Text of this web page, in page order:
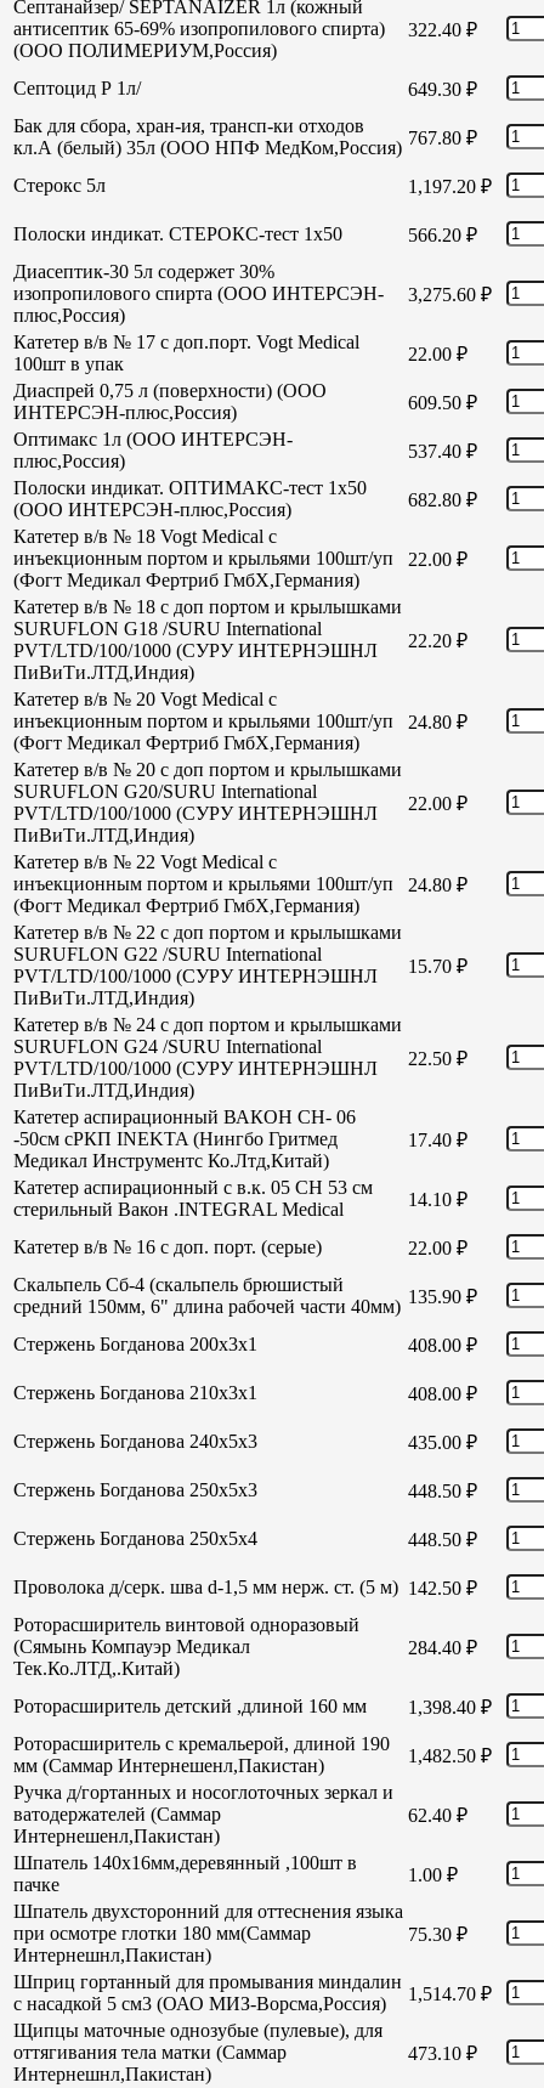
Септанайзер/ SEPTANAIZER 1л (кожный
антисептик 65-69% изопропилового спирта)
(ООО ПОЛИМЕРИУМ,Россия)
322.40 ₽
Септоцид Р 1л/ 649.30 ₽
Бак для сбора, хран-ия, трансп-ки отходов
кл.А (белый) 35л (ООО НПФ МедКом,Россия) 767.80 ₽
Стерокс 5л 1,197.20 ₽
Полоски индикат. СТЕРОКС-тест 1х50 566.20 ₽
Диасептик-30 5л содержет 30%
изопропилового спирта (ООО ИНТЕРСЭН-
плюс,Россия)
3,275.60 ₽
Катетер в/в № 17 с доп.порт. Vogt Medical
100шт в упак
22.00 ₽
Диаспрей 0,75 л (поверхности) (ООО
ИНТЕРСЭН-плюс,Россия)
609.50 ₽
Оптимакс 1л (ООО ИНТЕРСЭН-
плюс,Россия)
537.40 ₽
Полоски индикат. ОПТИМАКС-тест 1х50
(ООО ИНТЕРСЭН-плюс,Россия)
682.80 ₽
Катетер в/в № 18 Vogt Medical с
инъекционным портом и крыльями 100шт/уп
(Фогт Медикал Фертриб ГмбХ,Германия)
22.00 ₽
Катетер в/в № 18 с доп портом и крылышками
SURUFLON G18 /SURU International
PVT/LTD/100/1000 (СУРУ ИНТЕРНЭШНЛ
ПиВиТи.ЛТД,Индия)
22.20 ₽
Катетер в/в № 20 Vogt Medical с
инъекционным портом и крыльями 100шт/уп
(Фогт Медикал Фертриб ГмбХ,Германия)
24.80 ₽
Катетер в/в № 20 с доп портом и крылышками
SURUFLON G20/SURU International
PVT/LTD/100/1000 (СУРУ ИНТЕРНЭШНЛ
ПиВиТи.ЛТД,Индия)
22.00 ₽
Катетер в/в № 22 Vogt Medical с
инъекционным портом и крыльями 100шт/уп
(Фогт Медикал Фертриб ГмбХ,Германия)
24.80 ₽
Катетер в/в № 22 с доп портом и крылышками
SURUFLON G22 /SURU International
PVT/LTD/100/1000 (СУРУ ИНТЕРНЭШНЛ
ПиВиТи.ЛТД,Индия)
15.70 ₽
Катетер в/в № 24 с доп портом и крылышками
SURUFLON G24 /SURU International
PVT/LTD/100/1000 (СУРУ ИНТЕРНЭШНЛ
ПиВиТи.ЛТД,Индия)
22.50 ₽
Катетер аспирационный ВАКОН СН- 06
-50см сРКП INEKTA (Нингбо Гритмед
Медикал Инструментс Ко.Лтд,Китай)
17.40 ₽
Катетер аспирационный с в.к. 05 СН 53 см
стерильный Вакон .INTEGRAL Medical
14.10 ₽
Катетер в/в № 16 с доп. порт. (серые) 22.00 ₽
Скальпель Сб-4 (скальпель брюшистый
средний 150мм, 6" длина рабочей части 40мм) 135.90 ₽
Стержень Богданова 200х3х1 408.00 ₽
Стержень Богданова 210х3х1 408.00 ₽
Стержень Богданова 240х5х3 435.00 ₽
Стержень Богданова 250х5х3 448.50 ₽
Стержень Богданова 250х5х4 448.50 ₽
Проволока д/серк. шва d-1,5 мм нерж. ст. (5 м) 142.50 ₽
Роторасширитель винтовой одноразовый
(Сямынь Компауэр Медикал
Тек.Ко.ЛТД,.Китай)
284.40 ₽
Роторасширитель детский ,длиной 160 мм 1,398.40 ₽
Роторасширитель с кремальерой, длиной 190
мм (Саммар Интернешенл,Пакистан)
1,482.50 ₽
Ручка д/гортанных и носоглоточных зеркал и
ватодержателей (Саммар
Интернешенл,Пакистан)
62.40 ₽
Шпатель 140х16мм,деревянный ,100шт в
пачке
1.00 ₽
Шпатель двухсторонний для оттеснения языка
при осмотре глотки 180 мм(Саммар
Интернешнл,Пакистан)
75.30 ₽
Шприц гортанный для промывания миндалин
с насадкой 5 см3 (ОАО МИЗ-Ворсма,Россия)
1,514.70 ₽
Щипцы маточные однозубые (пулевые), для
оттягивания тела матки (Саммар
Интернешнл,Пакистан)
473.10 ₽